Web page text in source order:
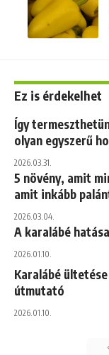
Ez is érdekelhet
Így
olyan egyszerű
2026.03.31.
5 növény, amit
amit inkább
2026.03.04.
A karalábé
2026.01.10.
Karalábé
útmutató
2026.01.10.